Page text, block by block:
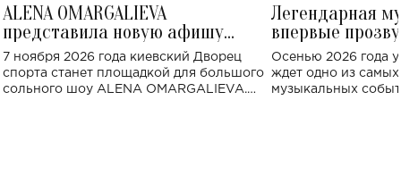
ALENA OMARGALIEVA
представила новую афишу
большого концерта во Дворце
спорта
7 ноября 2026 года киевский Дворец
спорта станет площадкой для большого
сольного шоу ALENA OMARGALIEVA.
Легендарная
впервые
Украине: где
Осенью 2026 года
ждет одно из
музыкальных